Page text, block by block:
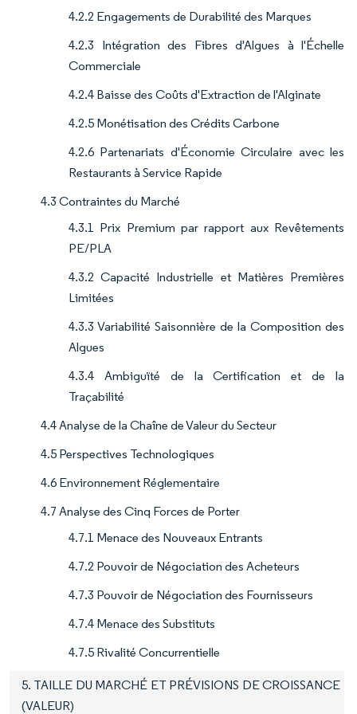
4.2.2 Engagements de Durabilité des Marques
4.2.3 Intégration des Fibres d'Algues à l'Échelle
Commerciale
4.2.4 Baisse des Coûts d'Extraction de l'Alginate
4.2.5 Monétisation des Crédits Carbone
4.2.6 Partenariats d'Économie Circulaire avec les
Restaurants à Service Rapide
4.3 Contraintes du Marché
4.3.1 Prix Premium par rapport aux Revêtements
PE/PLA
4.3.2 Capacité Industrielle et Matières Premières
Limitées
4.3.3 Variabilité Saisonnière de la Composition des
Algues
4.3.4 Ambiguïté de la Certification et de la
Traçabilité
4.4 Analyse de la Chaîne de Valeur du Secteur
4.5 Perspectives Technologiques
4.6 Environnement Réglementaire
4.7 Analyse des Cinq Forces de Porter
4.7.1 Menace des Nouveaux Entrants
4.7.2 Pouvoir de Négociation des Acheteurs
4.7.3 Pouvoir de Négociation des Fournisseurs
4.7.4 Menace des Substituts
4.7.5 Rivalité Concurrentielle
5. TAILLE DU MARCHÉ ET PRÉVISIONS DE CROISSANCE
(VALEUR)